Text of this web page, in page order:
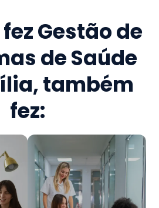
Gestão de
de Saúde
, também
fez: